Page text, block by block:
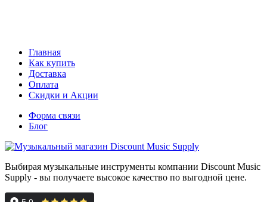
Главная
Как купить
Доставка
Оплата
Скидки и Акции
Форма связи
Блог
Выбирая музыкальные инструменты компании Discount Music
Supply - вы получаете высокое качество по выгодной цене.